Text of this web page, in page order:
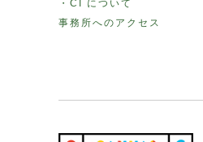
・CI について
事務所へのアクセス